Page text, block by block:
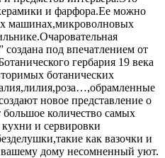
и фарфора.Ее можно
машинах,микроволновых
создана под впечатлением от
гербария 19 века
ботанических
новое представление о
количество самых
и сервировки
как вазочки и
вашему дому несомненный уют.